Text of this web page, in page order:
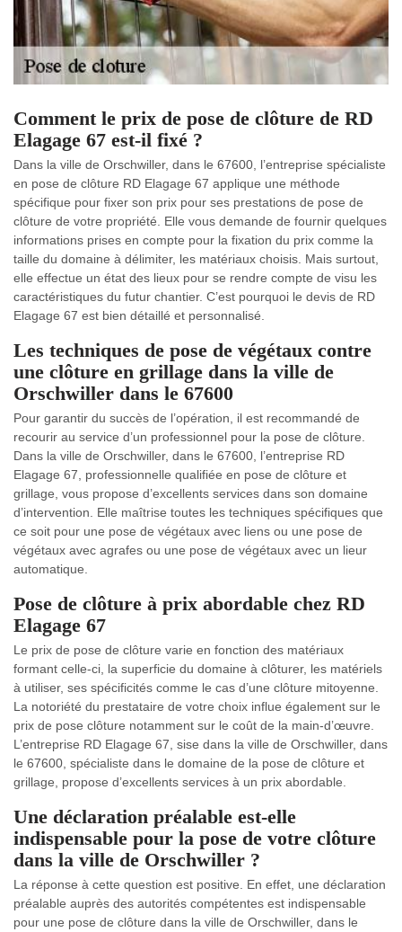
Comment le prix de pose de clôture de RD
Elagage 67 est-il fixé ?
Dans la ville de Orschwiller, dans le 67600, l’entreprise spécialiste
en pose de clôture RD Elagage 67 applique une méthode
spécifique pour fixer son prix pour ses prestations de pose de
clôture de votre propriété. Elle vous demande de fournir quelques
informations prises en compte pour la fixation du prix comme la
taille du domaine à délimiter, les matériaux choisis. Mais surtout,
elle effectue un état des lieux pour se rendre compte de visu les
caractéristiques du futur chantier. C’est pourquoi le devis de RD
Elagage 67 est bien détaillé et personnalisé.
Les techniques de pose de végétaux contre
une clôture en grillage dans la ville de
Orschwiller dans le 67600
Pour garantir du succès de l’opération, il est recommandé de
recourir au service d’un professionnel pour la pose de clôture.
Dans la ville de Orschwiller, dans le 67600, l’entreprise RD
Elagage 67, professionnelle qualifiée en pose de clôture et
grillage, vous propose d’excellents services dans son domaine
d’intervention. Elle maîtrise toutes les techniques spécifiques que
ce soit pour une pose de végétaux avec liens ou une pose de
végétaux avec agrafes ou une pose de végétaux avec un lieur
automatique.
Pose de clôture à prix abordable chez RD
Elagage 67
Le prix de pose de clôture varie en fonction des matériaux
formant celle-ci, la superficie du domaine à clôturer, les matériels
à utiliser, ses spécificités comme le cas d’une clôture mitoyenne.
La notoriété du prestataire de votre choix influe également sur le
prix de pose clôture notamment sur le coût de la main-d’œuvre.
L’entreprise RD Elagage 67, sise dans la ville de Orschwiller, dans
le 67600, spécialiste dans le domaine de la pose de clôture et
grillage, propose d’excellents services à un prix abordable.
Une déclaration préalable est-elle
indispensable pour la pose de votre clôture
dans la ville de Orschwiller ?
La réponse à cette question est positive. En effet, une déclaration
préalable auprès des autorités compétentes est indispensable
pour une pose de clôture dans la ville de Orschwiller, dans le